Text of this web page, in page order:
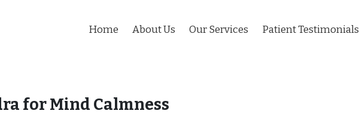
Home About Us Our Services Patient Testimonials
for Mind Calmness